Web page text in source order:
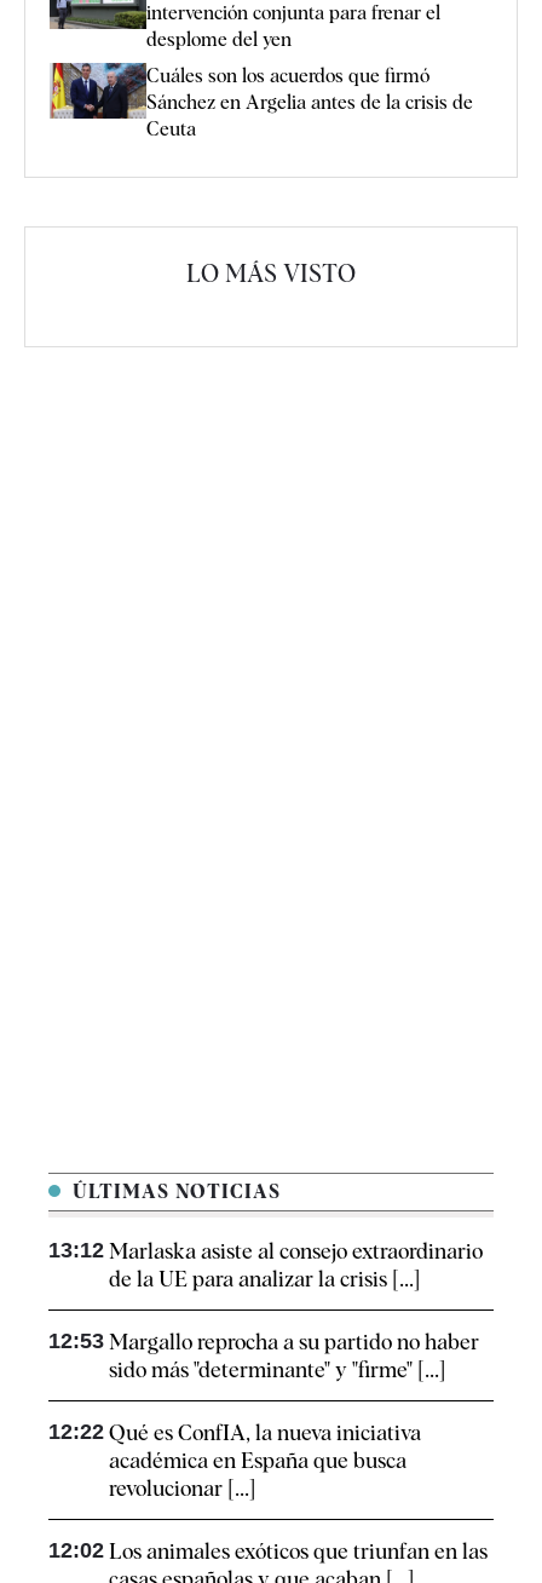
intervención conjunta para frenar el
desplome del yen
Cuáles son los acuerdos que firmó
Sánchez en Argelia antes de la crisis de
Ceuta
LO MÁS VISTO
ÚLTIMAS NOTICIAS
13:12 Marlaska asiste al consejo extraordinario
de la UE para analizar la crisis [...]
12:53 Margallo reprocha a su partido no haber
sido más "determinante" y "firme" [...]
12:22 Qué es ConfIA, la nueva iniciativa
académica en España que busca
revolucionar [...]
12:02 Los animales exóticos que triunfan en las